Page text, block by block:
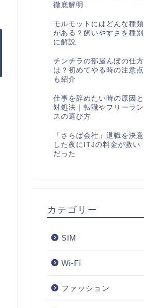
徹底解明
モルモットにはどんな種類
がある？飼いやすさを種別
に解説
チンチラの部屋んぽの仕方
は？初めてやる時の注意点
も紹介
仕事を辞めたい時の原因と
対処法｜転職やフリーラン
スの選び方
「さらば会社」退職を決意
した夜にITJの料金が救い
だった
カテゴリー
SIM
Wi-Fi
ファッション